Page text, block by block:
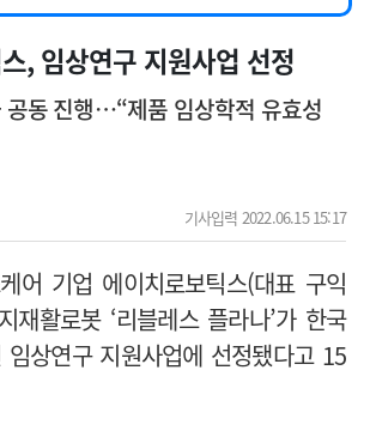
전공의(레지던트1년차) 모집
하반기 인턴 모집
, 임상연구 지원사업 선정
공동 진행…“제품 임상학적 유효성
기사입력 2022.06.15 15:17
어 기업 에이치로보틱스(대표 구익
재활로봇 ‘리블레스 플라나’가 한국
임상연구 지원사업에 선정됐다고 15